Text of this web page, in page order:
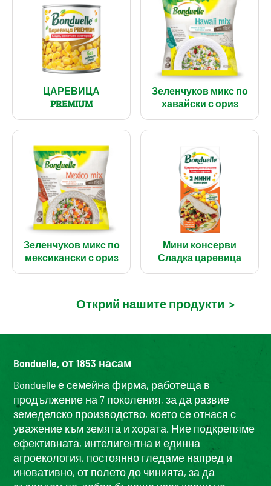
ЦАРЕВИЦА
PREMIUM
Зеленчуков микс по
хавайски с ориз
Зеленчуков микс по
мексикански с ориз
Мини консерви
Сладка царевица
Открий нашите продукти >
Bonduelle, от 1853 насам
Bonduelle е семейна фирма, работеща в
продължение на 7 поколения, за да развие
земеделско производство, което се отнася с
уважение към земята и хората. Ние подкрепяме
ефективната, интелигентна и единна
агроекология, постоянно гледаме напред и
иновативно, от полето до чинията, за да